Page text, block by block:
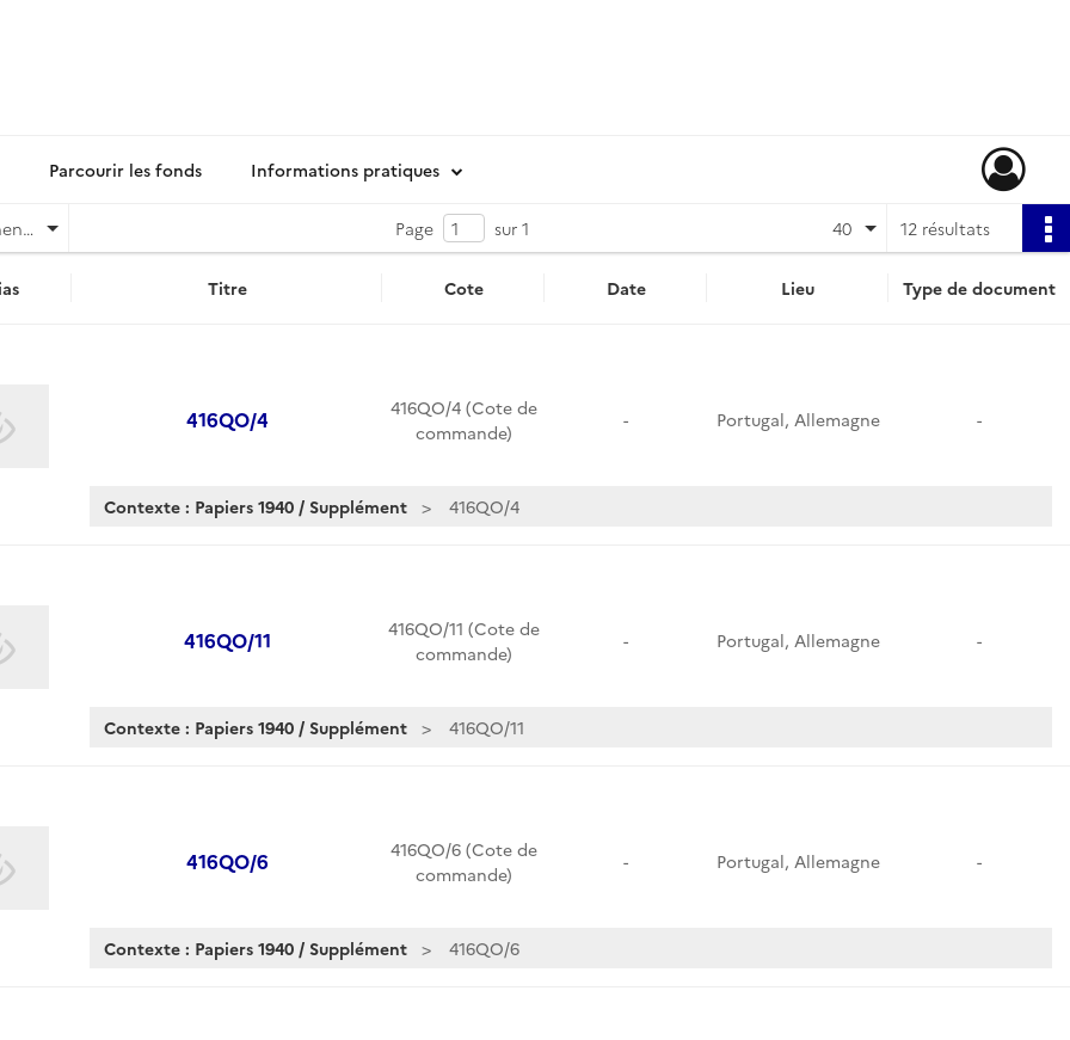
Parcourir les fonds Informations pratiques
Pertinence Page sur 1 12 résultats
40
Titre Cote Date Lieu Type de document
416QO/4
416QO/4 (Cote de
commande)
- Portugal, Allemagne -
Contexte : Papiers 1940 / Supplément 416QO/4
416QO/11
416QO/11 (Cote de
commande)
- Portugal, Allemagne -
Contexte : Papiers 1940 / Supplément 416QO/11
416QO/6
416QO/6 (Cote de
commande)
- Portugal, Allemagne -
Contexte : Papiers 1940 / Supplément 416QO/6